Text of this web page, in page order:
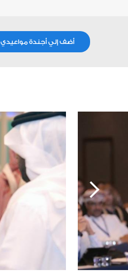
أضف إلي أجندة مواعيدي